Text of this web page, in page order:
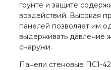
грунте и защите
воздействий. Высокая
панелей позволяет им
выдерживать давление
снаружи.
Панели стеновые ПС1-